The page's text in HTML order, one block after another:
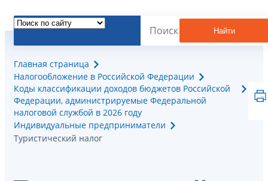
Найти
Главная страница
Налогообложение в Российской Федерации
Коды классификации доходов бюджетов Российской
Федерации, администрируемые Федеральной
налоговой службой в 2026 году
Индивидуальные предприниматели
Туристический налог